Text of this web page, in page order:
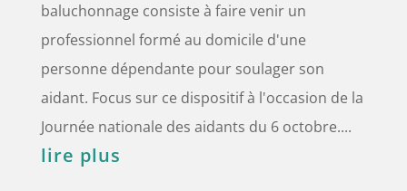
baluchonnage consiste à faire venir un
professionnel formé au domicile d'une
personne dépendante pour soulager son
aidant. Focus sur ce dispositif à l'occasion de la
Journée nationale des aidants du 6 octobre....
lire plus